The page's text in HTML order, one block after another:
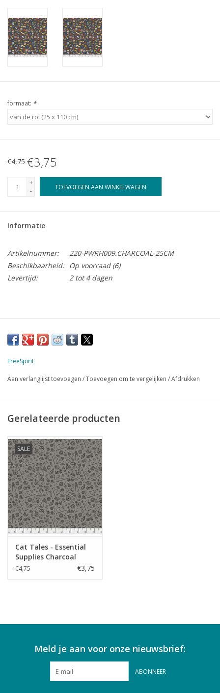
formaat: *
€4,75 €3,75
+
-
TOEVOEGEN AAN WINKELWAGEN
Informatie
Artikelnummer:
220-PWRH009.CHARCOAL-25CM
Beschikbaarheid:
Op voorraad(6)
Levertijd:
2 tot 4 dagen
FreeSpirit
Aan verlanglijst toevoegen /Toevoegen om te vergelijken /Afdrukken
Gerelateerde producten
SALE
Cat Tales - Essential
Supplies Charcoal
€4,75 €3,75
Meld je aan voor onze nieuwsbrief:
ABONNEER